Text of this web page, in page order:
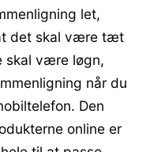
let,
det skal være tæt
skal være løgn,
når du
Den
online er